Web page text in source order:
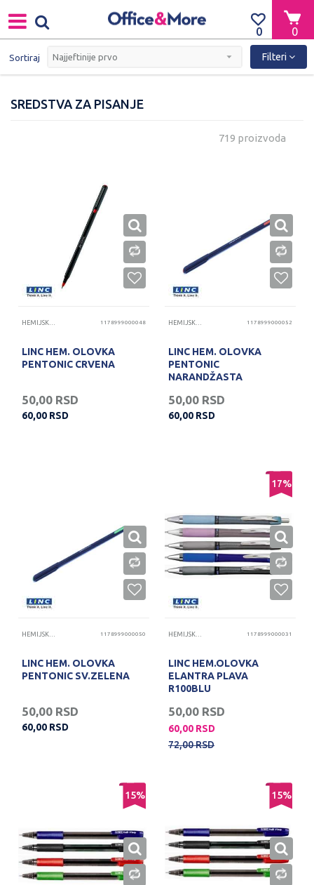
0
0
SREDSTVA ZA PISANJE
Sortiraj Filteri
719 proizvoda
HEMIJSKE OLOVKE 1178999000048
LINC HEM. OLOVKA
PENTONIC CRVENA
50,00 RSD
60,00 RSD
HEMIJSKE OLOVKE 1178999000052
LINC HEM. OLOVKA
PENTONIC
NARANDŽASTA
50,00 RSD
60,00 RSD
HEMIJSKE OLOVKE 1178999000050
LINC HEM. OLOVKA
PENTONIC SV.ZELENA
50,00 RSD
60,00 RSD
17%
HEMIJSKE OLOVKE 1178999000031
LINC HEM.OLOVKA
ELANTRA PLAVA
R100BLU
50,00 RSD
60,00 RSD
72,00RSD
15% 15%